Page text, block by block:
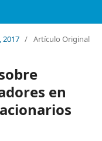
2017 / Artículo Original
en